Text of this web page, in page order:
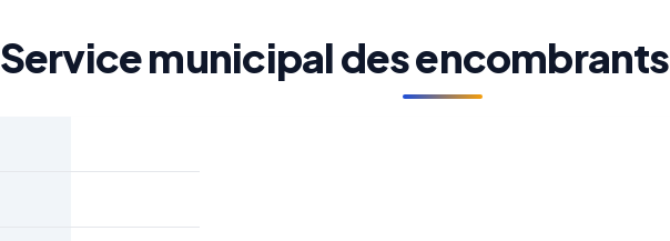
Service municipal des